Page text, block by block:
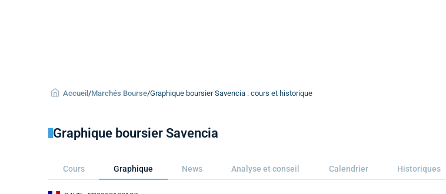
Accueil /Marchés Bourse/Graphique boursier Savencia : cours et historique
Graphique boursier Savencia
Cours Graphique News Analyse et conseil Calendrier Historiques